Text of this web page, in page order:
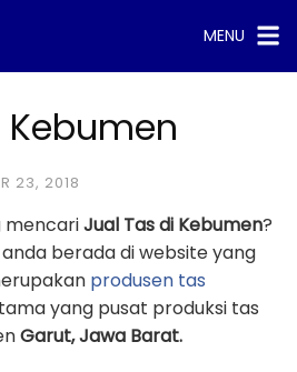
MENU
23, 2018
mencariJual Tas di Kebumen?
berada di website yang
produsen tas
yang pusat produksi tas
Garut, Jawa Barat.